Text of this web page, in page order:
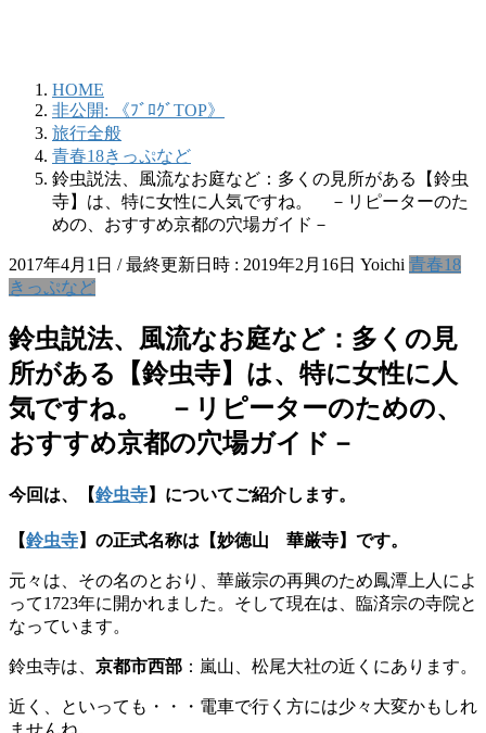
HOME
非公開: 《ﾌﾞﾛｸﾞTOP》
旅行全般
青春18きっぷなど
鈴虫説法、風流なお庭など：多くの見所がある【鈴虫
寺】は、特に女性に人気ですね。 －リピーターのた
めの、おすすめ京都の穴場ガイド－
2017年4月1日 / 最終更新日時 : 2019年2月16日 Yoichi 青春18
きっぷなど
鈴虫説法、風流なお庭など：多くの見
所がある【鈴虫寺】は、特に女性に人
気ですね。 －リピーターのための、
おすすめ京都の穴場ガイド－
今回は、【鈴虫寺】についてご紹介します。
【鈴虫寺】の正式名称は【妙徳山 華厳寺】です。
元々は、その名のとおり、華厳宗の再興のため鳳潭上人によ
って1723年に開かれました。そして現在は、臨済宗の寺院と
なっています。
鈴虫寺は、 京都市西部 ：嵐山、松尾大社の近くにあります。
近く、といっても・・・電車で行く方には少々大変かもしれ
ませんね。